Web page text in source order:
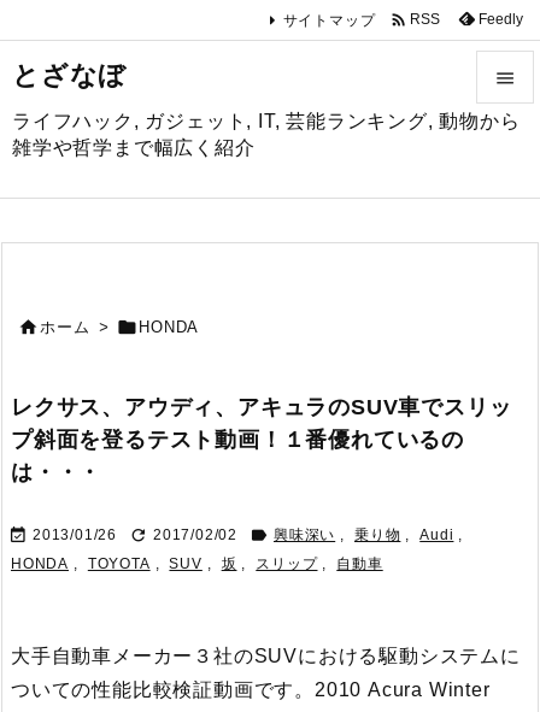
とざなぼ
ライフハック, ガジェット, IT, 芸能ランキング, 動物から
雑学や哲学まで幅広く紹介



サイトマップ  RSS Feedly
ホーム >  HONDA
レクサス、アウディ、アキュラのSUV車でスリッ
プ斜面を登るテスト動画！１番優れているの
は・・・
 2013/01/26  2017/02/02  興味深い , 乗り物 , Audi ,
HONDA , TOYOTA , SUV , 坂 , スリップ , 自動車
大手自動車メーカー３社のSUVにおける駆動システムに
ついての性能比較検証動画です。 2010 Acura Winter